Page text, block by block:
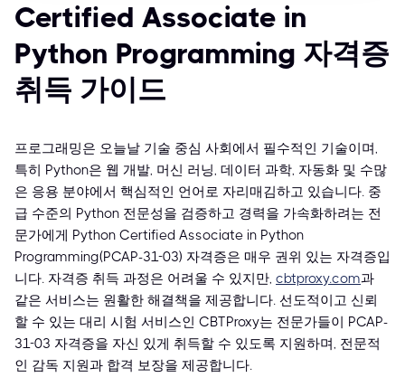
Certified Associate in
Python Programming 자격증
취득 가이드
프로그래밍은 오늘날 기술 중심 사회에서 필수적인 기술이며,
특히 Python은 웹 개발, 머신 러닝, 데이터 과학, 자동화 및 수많
은 응용 분야에서 핵심적인 언어로 자리매김하고 있습니다. 중
급 수준의 Python 전문성을 검증하고 경력을 가속화하려는 전
문가에게 Python Certified Associate in Python
Programming(PCAP-31-03) 자격증은 매우 권위 있는 자격증입
니다. 자격증 취득 과정은 어려울 수 있지만, cbtproxy.com과
같은 서비스는 원활한 해결책을 제공합니다. 선도적이고 신뢰
할 수 있는 대리 시험 서비스인 CBTProxy는 전문가들이 PCAP-
31-03 자격증을 자신 있게 취득할 수 있도록 지원하며, 전문적
인 감독 지원과 합격 보장을 제공합니다.